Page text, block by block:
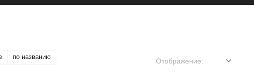
по названию
Отображение: